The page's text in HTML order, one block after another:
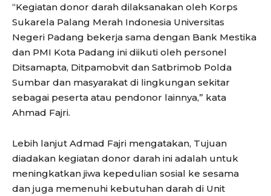
“Kegiatan donor darah dilaksanakan oleh Korps
Sukarela Palang Merah Indonesia Universitas
Negeri Padang bekerja sama dengan Bank Mestika
dan PMI Kota Padang ini diikuti oleh personel
Ditsamapta, Ditpamobvit dan Satbrimob Polda
Sumbar dan masyarakat di lingkungan sekitar
sebagai peserta atau pendonor lainnya,” kata
Ahmad Fajri.
Lebih lanjut Admad Fajri mengatakan, Tujuan
diadakan kegiatan donor darah ini adalah untuk
meningkatkan jiwa kepedulian sosial ke sesama
dan juga memenuhi kebutuhan darah di Unit